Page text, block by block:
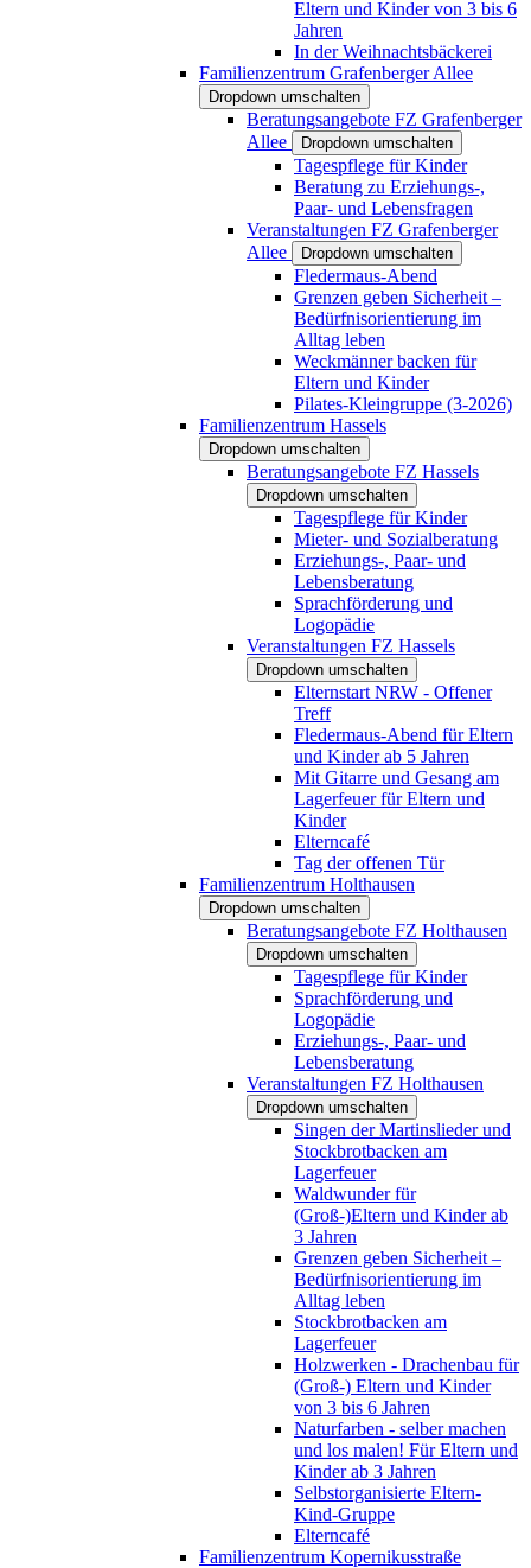
Eltern und Kinder von 3 bis 6
Jahren
In der Weihnachtsbäckerei
Familienzentrum Grafenberger Allee
Dropdown umschalten
Beratungsangebote FZ Grafenberger
Allee
Dropdown umschalten
Tagespflege für Kinder
Beratung zu Erziehungs-,
Paar- und Lebensfragen
Veranstaltungen FZ Grafenberger
Allee
Dropdown umschalten
Fledermaus-Abend
Grenzen geben Sicherheit –
Bedürfnisorientierung im
Alltag leben
Weckmänner backen für
Eltern und Kinder
Pilates-Kleingruppe (3-2026)
Familienzentrum Hassels
Dropdown umschalten
Beratungsangebote FZ Hassels
Dropdown umschalten
Tagespflege für Kinder
Mieter- und Sozialberatung
Erziehungs-, Paar- und
Lebensberatung
Sprachförderung und
Logopädie
Veranstaltungen FZ Hassels
Dropdown umschalten
Elternstart NRW - Offener
Treff
Fledermaus-Abend für Eltern
und Kinder ab 5 Jahren
Mit Gitarre und Gesang am
Lagerfeuer für Eltern und
Kinder
Elterncafé
Tag der offenen Tür
Familienzentrum Holthausen
Dropdown umschalten
Beratungsangebote FZ Holthausen
Dropdown umschalten
Tagespflege für Kinder
Sprachförderung und
Logopädie
Erziehungs-, Paar- und
Lebensberatung
Veranstaltungen FZ Holthausen
Dropdown umschalten
Singen der Martinslieder und
Stockbrotbacken am
Lagerfeuer
Waldwunder für
(Groß-)Eltern und Kinder ab
3 Jahren
Grenzen geben Sicherheit –
Bedürfnisorientierung im
Alltag leben
Stockbrotbacken am
Lagerfeuer
Holzwerken - Drachenbau für
(Groß-) Eltern und Kinder
von 3 bis 6 Jahren
Naturfarben - selber machen
und los malen! Für Eltern und
Kinder ab 3 Jahren
Selbstorganisierte Eltern-
Kind-Gruppe
Elterncafé
Familienzentrum Kopernikusstraße